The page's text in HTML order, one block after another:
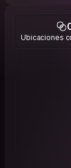
Ubicaciones